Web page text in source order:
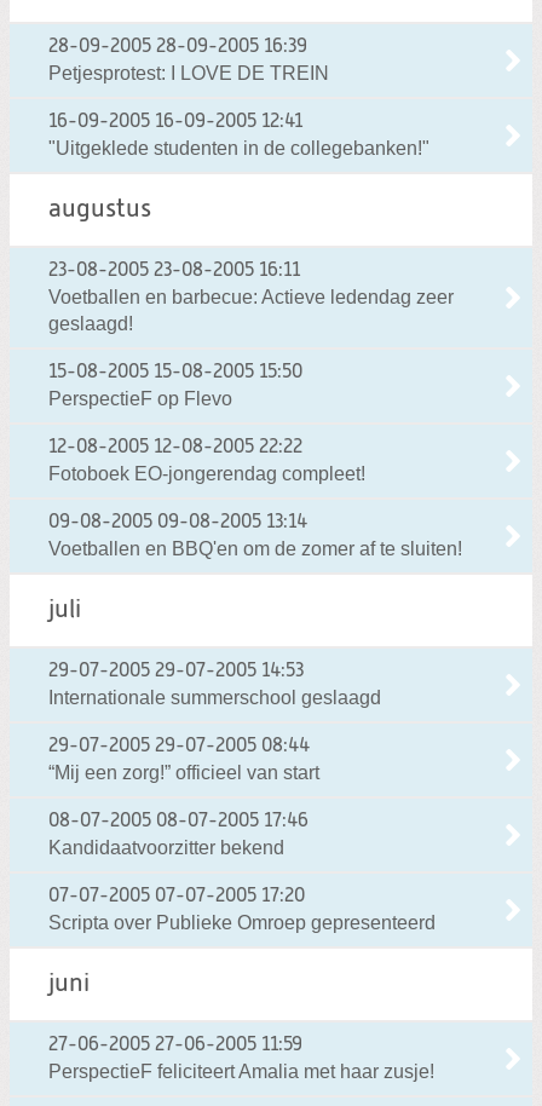
28-09-2005 28-09-2005 16:39
Petjesprotest: I LOVE DE TREIN
16-09-2005 16-09-2005 12:41
"Uitgeklede studenten in de collegebanken!"
augustus
23-08-2005 23-08-2005 16:11
Voetballen en barbecue: Actieve ledendag zeer
geslaagd!
15-08-2005 15-08-2005 15:50
PerspectieF op Flevo
12-08-2005 12-08-2005 22:22
Fotoboek EO-jongerendag compleet!
09-08-2005 09-08-2005 13:14
Voetballen en BBQ'en om de zomer af te sluiten!
juli
29-07-2005 29-07-2005 14:53
Internationale summerschool geslaagd
29-07-2005 29-07-2005 08:44
“Mij een zorg!” officieel van start
08-07-2005 08-07-2005 17:46
Kandidaatvoorzitter bekend
07-07-2005 07-07-2005 17:20
Scripta over Publieke Omroep gepresenteerd
juni
27-06-2005 27-06-2005 11:59
PerspectieF feliciteert Amalia met haar zusje!